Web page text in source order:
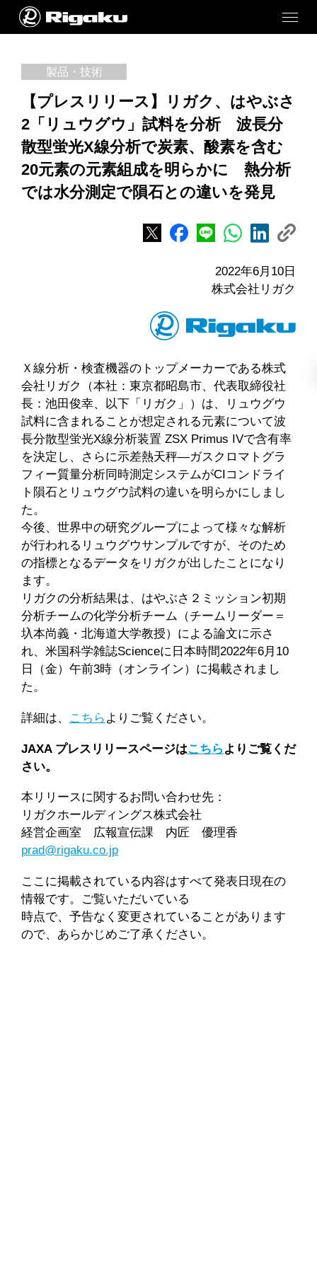
製品・技術
【プレスリリース】リガク、はやぶさ
2「リュウグウ」試料を分析 波長分
散型蛍光X線分析で炭素、酸素を含む
20元素の元素組成を明らかに 熱分析
では水分測定で隕石との違いを発見
2022年6月10日
株式会社リガク
Ｘ線分析・検査機器のトップメーカーである株式
会社リガク（本社：東京都昭島市、代表取締役社
長：池田俊幸、以下「リガク」）は、リュウグウ
試料に含まれることが想定される元素について波
長分散型蛍光X線分析装置 ZSX Primus IVで含有率
を決定し、さらに示差熱天秤―ガスクロマトグラ
フィー質量分析同時測定システムがCIコンドライ
ト隕石とリュウグウ試料の違いを明らかにしまし
た。
今後、世界中の研究グループによって様々な解析
が行われるリュウグウサンプルですが、そのため
の指標となるデータをリガクが出したことになり
ます。
リガクの分析結果は、はやぶさ２ミッション初期
分析チームの化学分析チーム（チームリーダー＝
圦本尚義・北海道大学教授）による論文に示さ
れ、米国科学雑誌Scienceに日本時間2022年6月10
日（金）午前3時（オンライン）に掲載されまし
た。
詳細は、 こちら よりご覧ください。
JAXA プレスリリースページはこちら よりご覧くだ
さい。
本リリースに関するお問い合わせ先：
リガクホールディングス株式会社
経営企画室 広報宣伝課 内匠 優理香
prad@rigaku.co.jp
ここに掲載されている内容はすべて発表日現在の
情報です。ご覧いただいている
時点で、予告なく変更されていることがあります
ので、あらかじめご了承ください。